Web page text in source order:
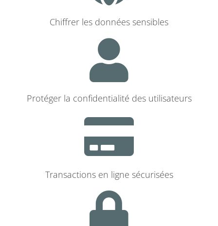
Chiffrer les données sensibles
Protéger la confidentialité des utilisateurs
Transactions en ligne sécurisées